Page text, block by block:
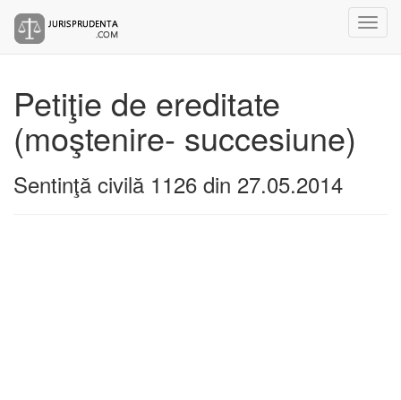
Petiţie de ereditate
(moştenire- succesiune)
Sentinţă civilă 1126 din 27.05.2014